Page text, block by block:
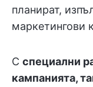
планират,
маркетингови
С специални
кампанията,